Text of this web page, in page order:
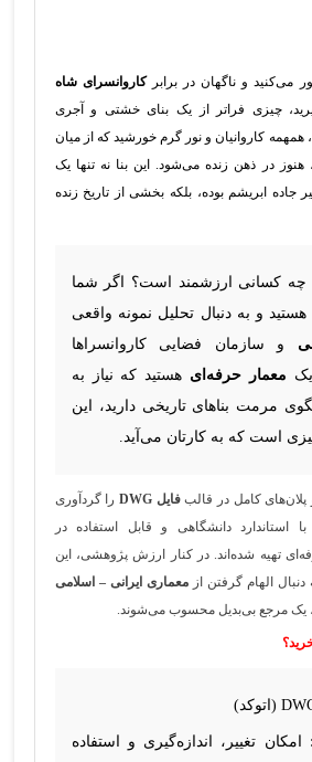
می‌کنید و ناگهان در برابرکاروانسرای شاه
چیزی فراتر از یک بنای خشتی و آجری
همهمه کاروانیان و نور گرم خورشید که از میان
در ذهن زنده می‌شود. این بنا نه تنها یک
جاده ابریشم بوده، بلکه بخشی از تاریخ زنده
چه کسانی ارزشمند است؟ اگر شما
هستید و به دنبال تحلیل نمونه واقعی
و سازمان فضایی کاروانسراها
معمار حرفه‌ای هستید که نیاز به
مرمت بناهای تاریخی دارید، این
است که به کارتان می‌آید.
پلان‌های کامل در قالبفایل DWG
را گردآوری
استاندارد دانشگاهی و قابل استفاده در
تهیه شده‌اند. در کنار ارزش پژوهشی، این
الهام گرفتن ازمعماری ایرانی – اسلامی
یک مرجع بی‌بدیل محسوب می‌شوند.
امکان تغییر، اندازه‌گیری و استفاده